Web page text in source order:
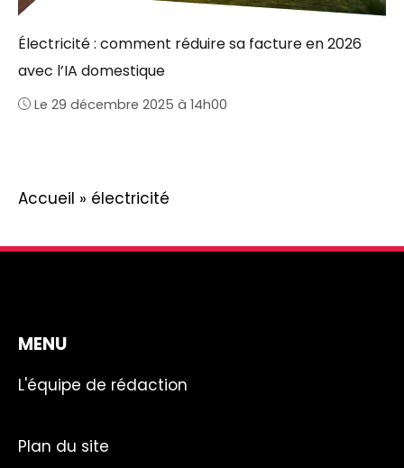
Électricité : comment réduire sa facture en 2026
avec l’IA domestique
Le 29 décembre 2025 à 14h00
Accueil » électricité
MENU
L'équipe de rédaction
Plan du site